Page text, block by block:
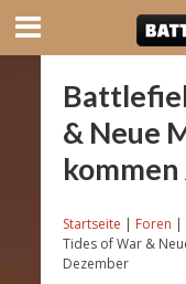
& Neue
Startseite | Foren |
Tides of War &
Dezember